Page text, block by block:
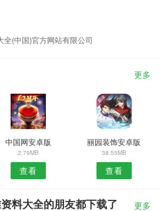
全(中国)官方网站有限公司
更多
中国网安卓版
2.79MB
查看
丽园装饰安卓版
38.55MB
查看
料大全的朋友都下载了 更多